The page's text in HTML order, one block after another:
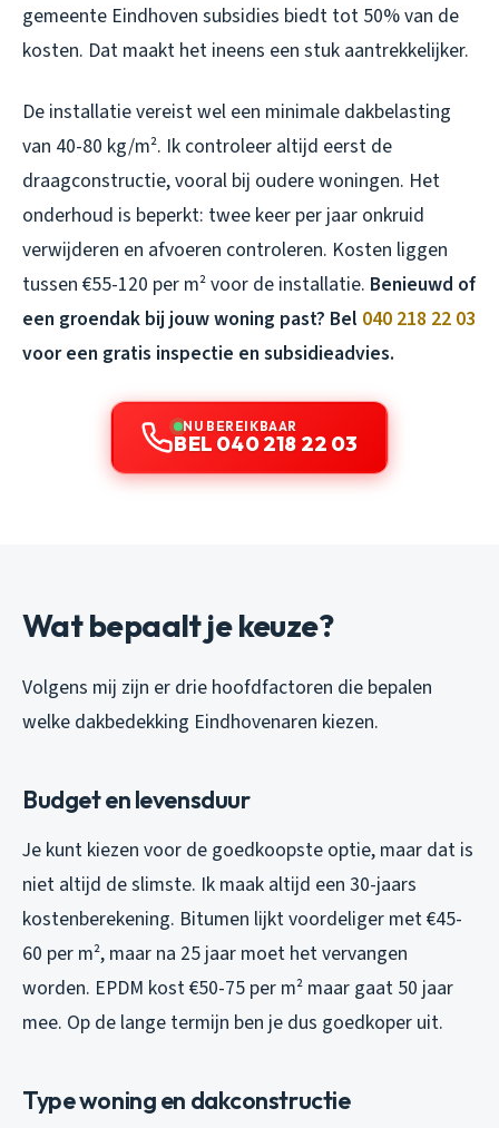
gemeente Eindhoven subsidies biedt tot 50% van de
kosten. Dat maakt het ineens een stuk aantrekkelijker.
De installatie vereist wel een minimale dakbelasting
van 40-80 kg/m². Ik controleer altijd eerst de
draagconstructie, vooral bij oudere woningen. Het
onderhoud is beperkt: twee keer per jaar onkruid
verwijderen en afvoeren controleren. Kosten liggen
tussen €55-120 per m² voor de installatie. Benieuwd of
een groendak bij jouw woning past? Bel 040 218 22 03
voor een gratis inspectie en subsidieadvies.
NU BEREIKBAAR
BEL 040 218 22 03
Wat bepaalt je keuze?
Volgens mij zijn er drie hoofdfactoren die bepalen
welke dakbedekking Eindhovenaren kiezen.
Budget en levensduur
Je kunt kiezen voor de goedkoopste optie, maar dat is
niet altijd de slimste. Ik maak altijd een 30-jaars
kostenberekening. Bitumen lijkt voordeliger met €45-
60 per m², maar na 25 jaar moet het vervangen
worden. EPDM kost €50-75 per m² maar gaat 50 jaar
mee. Op de lange termijn ben je dus goedkoper uit.
Type woning en dakconstructie